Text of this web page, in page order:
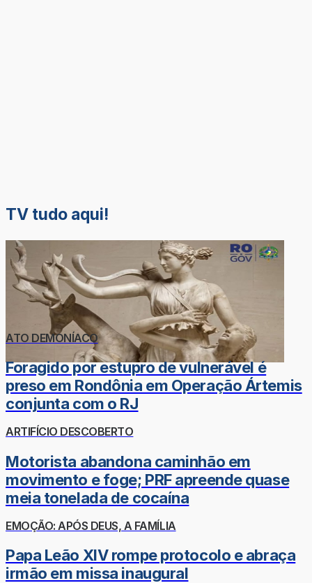
TV tudo aqui!
ATO DEMONÍACO
Foragido por estupro de vulnerável é
preso em Rondônia em Operação Ártemis
conjunta com o RJ
ARTIFÍCIO DESCOBERTO
Motorista abandona caminhão em
movimento e foge; PRF apreende quase
meia tonelada de cocaína
EMOÇÃO: APÓS DEUS, A FAMÍLIA
Papa Leão XIV rompe protocolo e abraça
irmão em missa inaugural